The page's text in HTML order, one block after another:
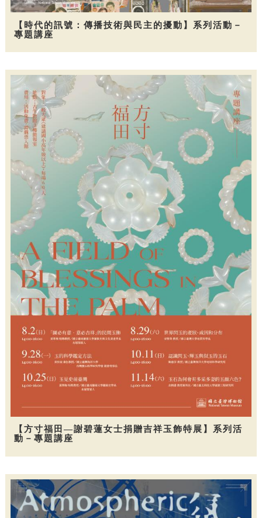
【時代的訊號：傳播技術與民主的擾動】系列活動－
專題講座
【方寸福田—謝碧蓮女士捐贈吉祥玉飾特展】系列活
動－專題講座